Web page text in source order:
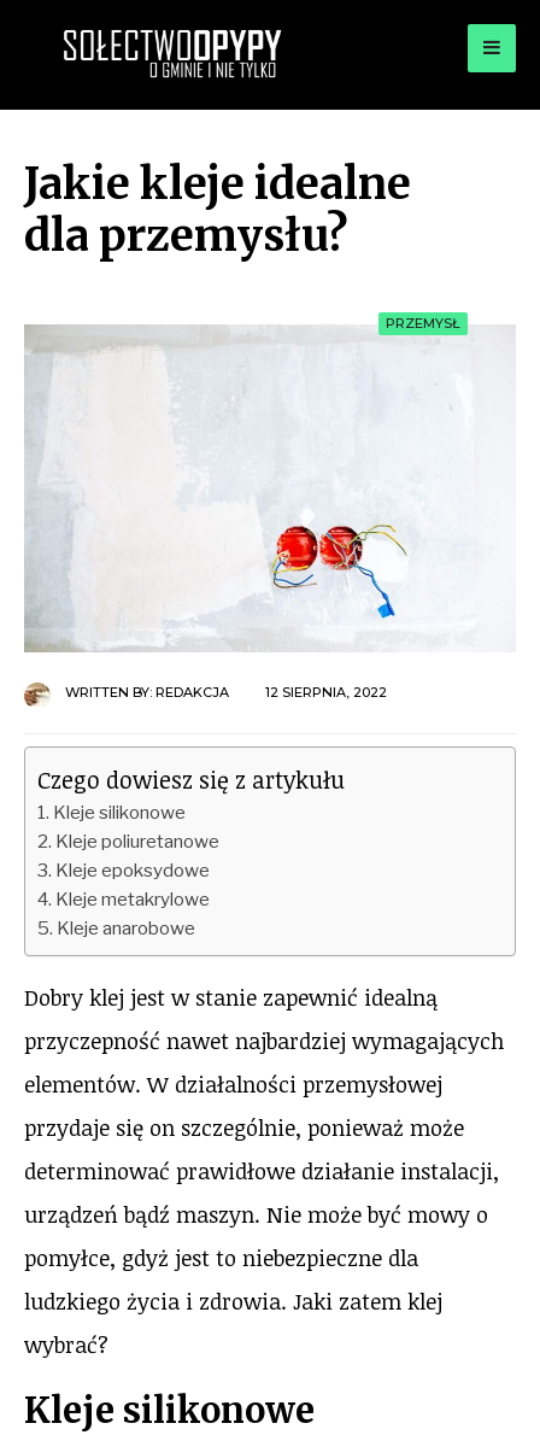
OPYPY.PL
Jakie kleje idealne
dla przemysłu?
PRZEMYSŁ
WRITTEN BY: REDAKCJA 12 SIERPNIA, 2022
Czego dowiesz się z artykułu
Kleje silikonowe
Kleje poliuretanowe
Kleje epoksydowe
Kleje metakrylowe
Kleje anarobowe
Dobry klej jest w stanie zapewnić idealną
przyczepność nawet najbardziej wymagających
elementów. W działalności przemysłowej
przydaje się on szczególnie, ponieważ może
determinować prawidłowe działanie instalacji,
urządzeń bądź maszyn. Nie może być mowy o
pomyłce, gdyż jest to niebezpieczne dla
ludzkiego życia i zdrowia. Jaki zatem klej
wybrać?
Kleje silikonowe